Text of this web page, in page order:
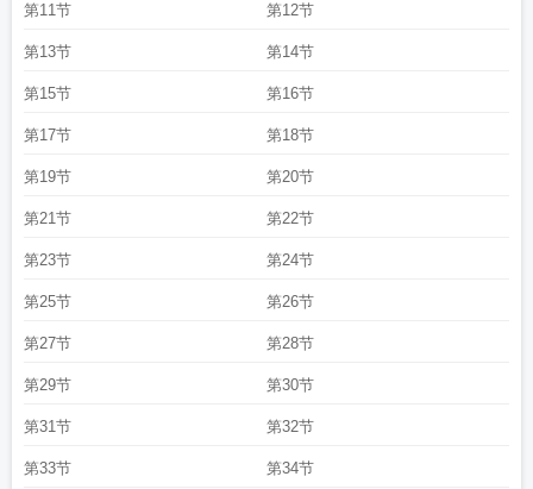
第11节 第12节
第13节 第14节
第15节 第16节
第17节 第18节
第19节 第20节
第21节 第22节
第23节 第24节
第25节 第26节
第27节 第28节
第29节 第30节
第31节 第32节
第33节 第34节